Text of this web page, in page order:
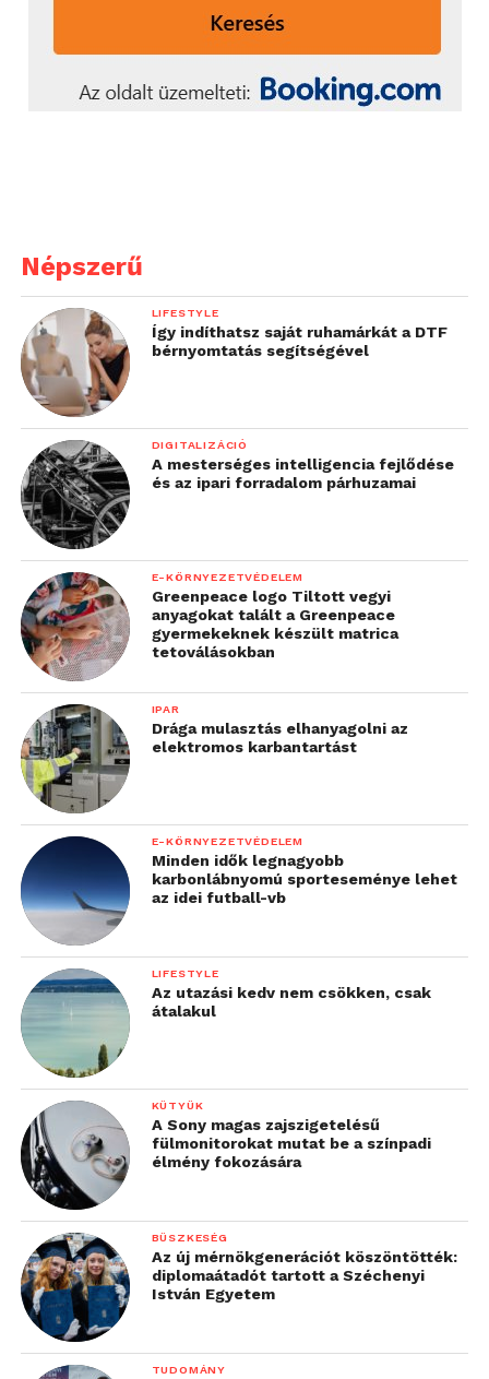
Népszerű
LIFESTYLE
Így indíthatsz saját ruhamárkát a DTF
bérnyomtatás segítségével
DIGITALIZÁCIÓ
A mesterséges intelligencia fejlődése
és az ipari forradalom párhuzamai
E-KÖRNYEZETVÉDELEM
Greenpeace logo Tiltott vegyi
anyagokat talált a Greenpeace
gyermekeknek készült matrica
tetoválásokban
IPAR
Drága mulasztás elhanyagolni az
elektromos karbantartást
E-KÖRNYEZETVÉDELEM
Minden idők legnagyobb
karbonlábnyomú sporteseménye lehet
az idei futball-vb
LIFESTYLE
Az utazási kedv nem csökken, csak
átalakul
KÜTYÜK
A Sony magas zajszigetelésű
fülmonitorokat mutat be a színpadi
élmény fokozására
BÜSZKESÉG
Az új mérnökgenerációt köszöntötték:
diplomaátadót tartott a Széchenyi
István Egyetem
TUDOMÁNY